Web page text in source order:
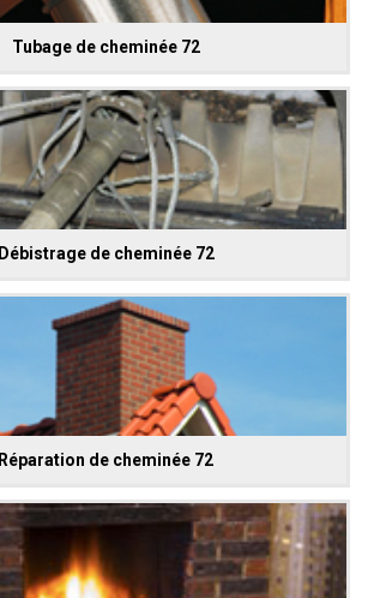
Tubage de cheminée 72
Débistrage de cheminée 72
Réparation de cheminée 72